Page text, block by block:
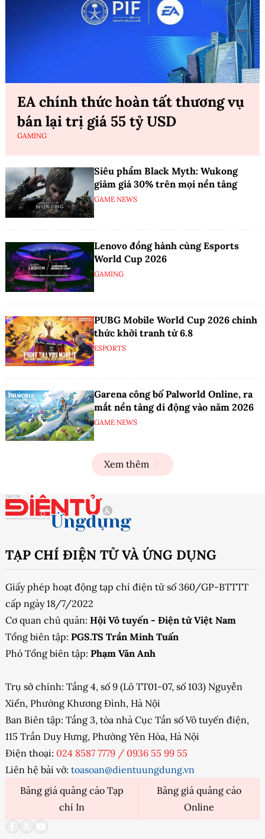
EA chính thức hoàn tất thương vụ
bán lại trị giá 55 tỷ USD
GAMING
Siêu phẩm Black Myth: Wukong
giảm giá 30% trên mọi nền tảng
GAME NEWS
Lenovo đồng hành cùng Esports
World Cup 2026
GAMING
PUBG Mobile World Cup 2026 chính
thức khởi tranh từ 6.8
ESPORTS
Garena công bố Palworld Online, ra
mắt nền tảng di động vào năm 2026
GAME NEWS
Xem thêm
TẠP CHÍ ĐIỆN TỬ VÀ ỨNG DỤNG
Giấy phép hoạt động tạp chí điện tử số 360/GP-BTTTT
cấp ngày 18/7/2022
Cơ quan chủ quản: Hội Vô tuyến - Điện tử Việt Nam
Tổng biên tập: PGS.TS Trần Minh Tuấn
Phó Tổng biên tập: Phạm Văn Anh
Trụ sở chính: Tầng 4, số 9 (Lô TT01-07, số 103) Nguyễn
Xiển, Phường Khương Đình, Hà Nội
Ban Biên tập: Tầng 3, tòa nhà Cục Tần số Vô tuyến điện,
115 Trần Duy Hưng, Phường Yên Hòa, Hà Nội
Điện thoại: 024 8587 7779 / 0936 55 99 55
Liên hệ bài vở: toasoan@dientuungdung.vn
Bảng giá quảng cáo Tạp
chí In
Bảng giá quảng cáo
Online